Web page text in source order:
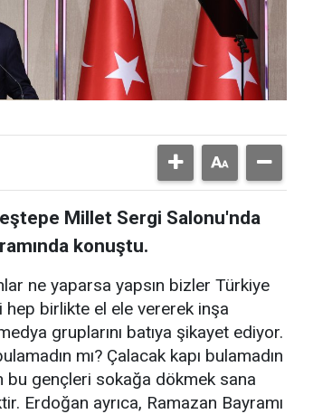
Millet Sergi Salonu'nda
konuştu.
ne yaparsa yapsın bizler Türkiye
hep birlikte el ele vererek inşa
gruplarını batıya şikayet ediyor.
mı? Çalacak kapı bulamadın
bu gençleri sokağa dökmek sana
Erdoğan ayrıca, Ramazan Bayramı